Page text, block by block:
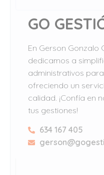
GO
En Gerson Gonzalo
dedicamos a
administrativos
ofreciendo un
calidad. ¡Confía en
tus gestiones!
634 167 405